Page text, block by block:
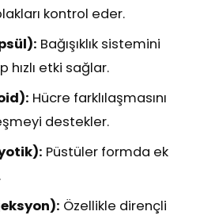
kontrol eder.
Bağışıklık sistemini
hızlı etki sağlar.
Hücre farklılaşmasını
destekler.
Püstüler formda ek
Özellikle dirençli